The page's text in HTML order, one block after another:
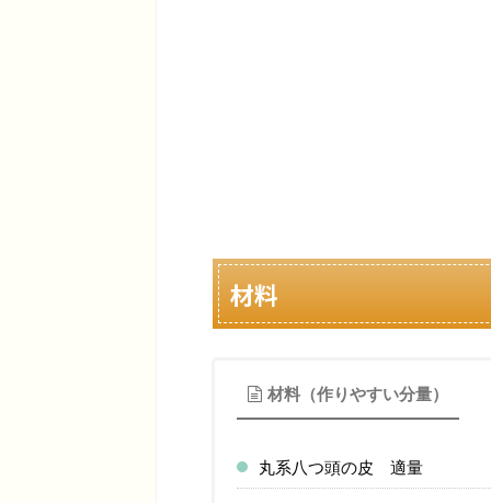
材料
材料（作りやすい分量）
丸系八つ頭の皮 適量